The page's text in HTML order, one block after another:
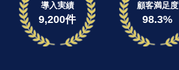
導入実績
9,200件
顧客満足度
98.3%